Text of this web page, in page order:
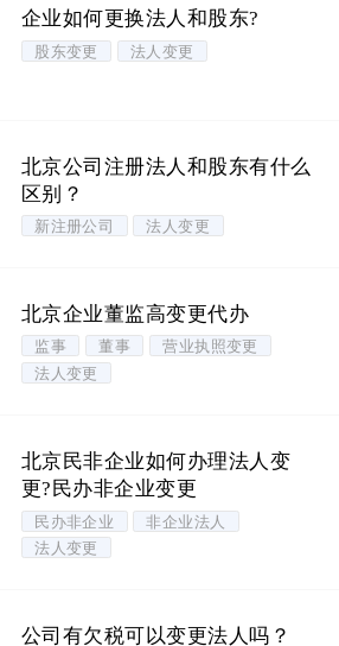
企业如何更换法人和股东?
股东变更 法人变更
北京公司注册法人和股东有什么
区别？
新注册公司 法人变更
北京企业董监高变更代办
监事 董事
营业执照变更
法人变更
北京民非企业如何办理法人变
更?民办非企业变更
民办非企业
非企业法人
法人变更
公司有欠税可以变更法人吗？